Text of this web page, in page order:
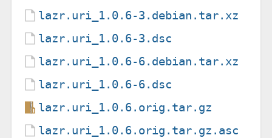
lazr.uri_1.0.6-3.debian.tar.xz
lazr.uri_1.0.6-3.dsc
lazr.uri_1.0.6-6.debian.tar.xz
lazr.uri_1.0.6-6.dsc
lazr.uri_1.0.6.orig.tar.gz
lazr.uri_1.0.6.orig.tar.gz.asc